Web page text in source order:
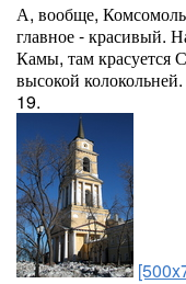
А, вообще,
главное - красивый.
Камы, там красуется
высокой колокольней.
19.